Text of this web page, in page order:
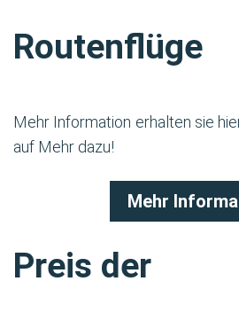
Routenflüge
Mehr Information erhalten sie
auf Mehr dazu!
Mehr
Preis der